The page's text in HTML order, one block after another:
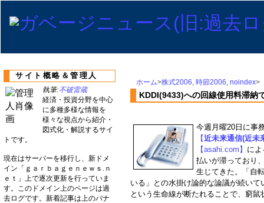
ホーム>株式2006, 時節2006, noindex>
KDDI(9433)への回線使用料滞納
今週月曜20日に事
【近未来通信(近未
【asahi.com】 に
払いが滞っており
生じてきた。「自
いる」との水掛け論的な論議が続い
という生命線が断たれることで、窮
サイト概略＆管理人
執筆:不破雷蔵
経済・投資分野を中心
に多種多様な情報を
様々な視点から紹介・
図式化・解説するサイ
トです。
現在はサーバーを移行し、新ドメ
イン「ｇａｒｂａｇｅｎｅｗｓ.ｎ
ｅｔ」上で逐次更新を行っていま
す。このドメイン上のページは過
去ログです。新着記事は上のバナ